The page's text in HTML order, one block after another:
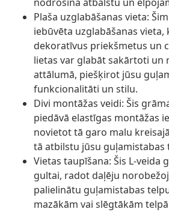
Plaša uzglabāšanas vieta:
iebūvēta uzglabāšanas
dekoratīvus priekšmetus un
lietas var glabāt sakārtoti un
attālumā, piešķirot jūsu
funkcionalitāti un stilu.
Divi montāžas veidi: Šis
piedāvā elastīgas montāžas
novietot tā garo malu
tā atbilstu jūsu guļamistabas
Vietas taupīšana: Šis L-veida
gultai, radot daļēju
palielinātu guļamistabas
mazākām vai slēgtākām